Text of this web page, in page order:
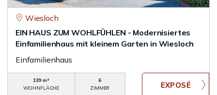
Wiesloch
EIN HAUS ZUM WOHLFÜHLEN - Modernisiertes
Einfamilienhaus mit kleinem Garten in Wiesloch
Einfamilienhaus
139 m²
WOHNFLÄCHE
6
ZIMMER